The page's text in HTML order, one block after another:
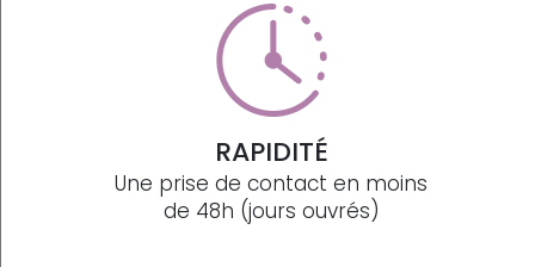
RAPIDITÉ
Une prise de contact en moins
de 48h (jours ouvrés)